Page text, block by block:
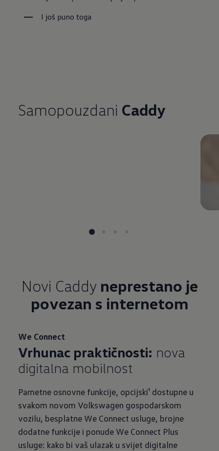
I još puno toga
Samopouzdani Caddy
Novi Caddy neprestano je
povezan s internetom
We Connect
Vrhunac praktičnosti: nova
Pametne osnovne funkcije, opcijski¹ dostupne u
svakom novom Volkswagen gospodarskom
vozilu, besplatne We Connect usluge, brojne
dodatne funkcije i ponude We Connect Plus
usluge: kako bi vaš ulazak u svijet digitalne